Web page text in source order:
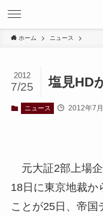
ホーム ニュース
塩見HD
2012
7/25
ニュース 2012年7
元大証2部上場企
18日に東京地裁か
ことが25日、帝国